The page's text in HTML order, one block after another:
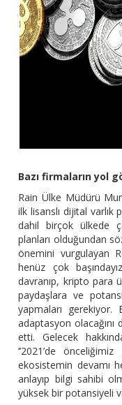
Bazı firmaların yol
Rain Ülke Müdürü
ilk lisanslı dijital varlık
dahil birçok ülkede
planları olduğundan
önemini vurgulayan
henüz çok
davranıp, kripto para
paydaşlara ve
yapmaları gerekiyor.
adaptasyon olacağını
etti. Gelecek
‘’2021’de
ekosistemin devamı
anlayıp bilgi sahibi
yüksek bir potansiyeli